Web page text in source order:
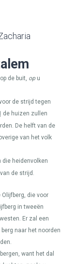
de buit, op u
de strijd tegen
de huizen zullen
De helft van de
van het volk
die heidenvolken
de strijd.
die voor
in tweeën
Er zal een
naar het noorden
want het dal